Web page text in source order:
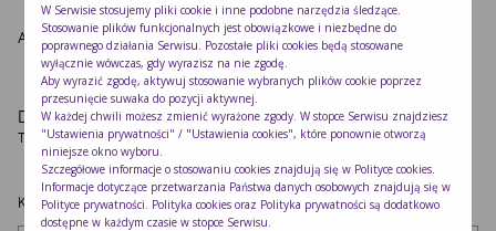
Autor:Redakcja Nutricia|Opublikowano:2022-10-24
Dodaj komentarz
Twój adres e-mail nie zostanie opublikowany.Wymagane pola są oznaczone
Komentarz*
W Serwisie stosujemy pliki cookie i inne podobne narzędzia śledzące.
Stosowanie plików funkcjonalnych jest obowiązkowe i niezbędne do
poprawnego działania Serwisu. Pozostałe pliki cookies będą stosowane
wyłącznie wówczas, gdy wyrazisz na nie zgodę.
Aby wyrazić zgodę, aktywuj stosowanie wybranych plików cookie poprzez
przesunięcie suwaka do pozycji aktywnej.
W każdej chwili możesz zmienić wyrażone zgody. W stopce Serwisu znajdziesz
"Ustawienia prywatności" / "Ustawienia cookies", które ponownie otworzą
niniejsze okno wyboru.
Szczegółowe informacje o stosowaniu cookies znajdują się w Polityce cookies
Informacje dotyczące przetwarzania Państwa danych osobowych znajdują się w
Polityce prywatności . Polityka cookies oraz Polityka prywatności są dodatkowo
dostępne w każdym czasie w stopce Serwisu.